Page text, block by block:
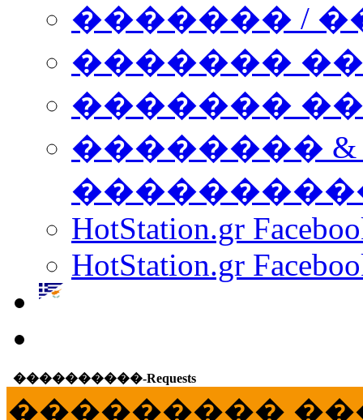
������� /
�������
������� ���
��������
HotStation.gr
HotStation.gr
����������-Requests
���������